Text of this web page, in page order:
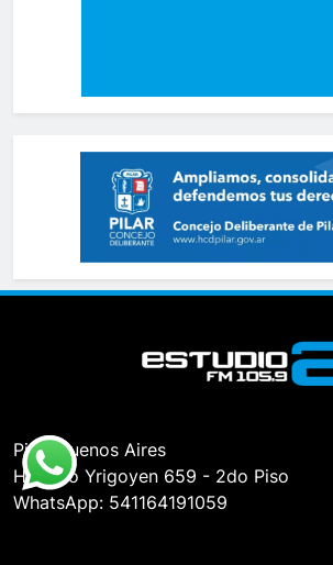
Pilar, Buenos Aires
Hipólito Yrigoyen 659 - 2do Piso
WhatsApp: 541164191059